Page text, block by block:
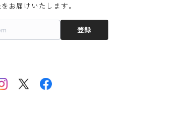
お届けいたします。
登録